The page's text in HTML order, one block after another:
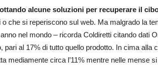
alcune soluzioni per recuperare il
che si reperiscono sul web. Ma malgrado la
nel mondo – ricorda Coldiretti citando dati
pari al 17% di tutto quello prodotto. In cima alla
mediamente circa l’11% mentre nelle mense